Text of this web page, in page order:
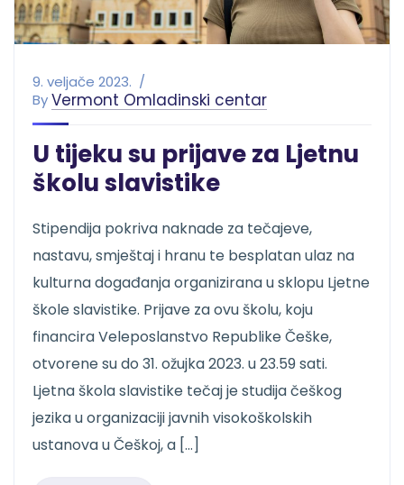
9. veljače 2023.
ByVermont Omladinski centar
U tijeku su prijave za Ljetnu
školu slavistike
Stipendija pokriva naknade za tečajeve,
nastavu, smještaj i hranu te besplatan ulaz na
kulturna događanja organizirana u sklopu Ljetne
škole slavistike. Prijave za ovu školu, koju
financira Veleposlanstvo Republike Češke,
otvorene su do 31. ožujka 2023. u 23.59 sati.
Ljetna škola slavistike tečaj je studija češkog
jezika u organizaciji javnih visokoškolskih
ustanova u Češkoj, a […]